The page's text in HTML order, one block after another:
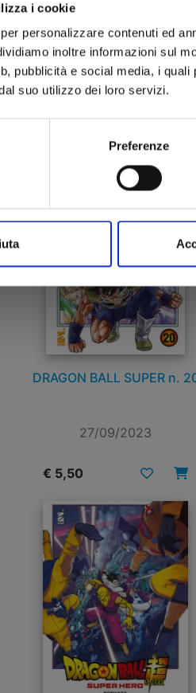
i cookie
personalizzare contenuti ed
inoltre informazioni sul
pubblicità e social media, i
suo utilizzo dei loro servizi.
Preferenze
SUPER HERO - ANIME
COMICS
20/12/2023
€ 13,90
DRAGON BALL SUPER n.
27/09/2023
€ 5,50